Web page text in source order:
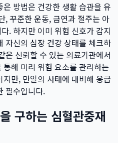
방법은 건강한 생활 습관을 유
, 꾸준한 운동, 금연과 절주는 아
. 하지만 이미 위험 신호가 감지
자신의 심장 건강 상태를 체크하
은 신뢰할 수 있는 의료기관에서
해 미리 위험 요소를 관리하는
만, 만일의 사태에 대비해 응급
필수입니다.
구하는 심혈관중재